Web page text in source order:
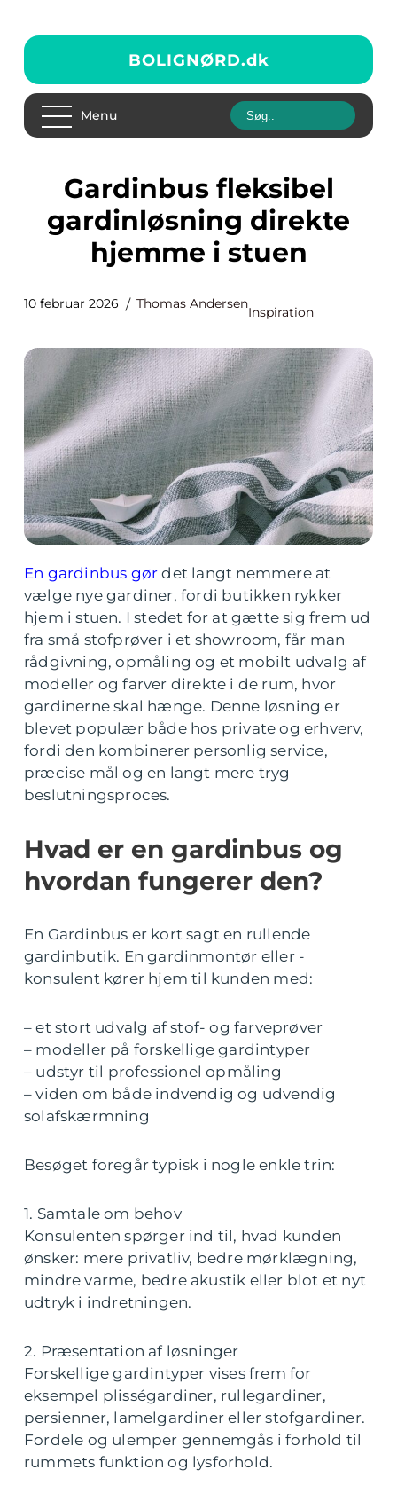
BOLIGNØRD.dk
Menu
Gardinbus fleksibel
gardinløsning direkte
hjemme i stuen
10 februar 2026 Thomas Andersen
Inspiration
En gardinbus gør det langt nemmere at
vælge nye gardiner, fordi butikken rykker
hjem i stuen. I stedet for at gætte sig frem ud
fra små stofprøver i et showroom, får man
rådgivning, opmåling og et mobilt udvalg af
modeller og farver direkte i de rum, hvor
gardinerne skal hænge. Denne løsning er
blevet populær både hos private og erhverv,
fordi den kombinerer personlig service,
præcise mål og en langt mere tryg
beslutningsproces.
Hvad er en gardinbus og
hvordan fungerer den?
En Gardinbus er kort sagt en rullende
gardinbutik. En gardinmontør eller -
konsulent kører hjem til kunden med:
– et stort udvalg af stof- og farveprøver
– modeller på forskellige gardintyper
– udstyr til professionel opmåling
– viden om både indvendig og udvendig
solafskærmning
Besøget foregår typisk i nogle enkle trin:
1. Samtale om behov
Konsulenten spørger ind til, hvad kunden
ønsker: mere privatliv, bedre mørklægning,
mindre varme, bedre akustik eller blot et nyt
udtryk i indretningen.
2. Præsentation af løsninger
Forskellige gardintyper vises frem for
eksempel plisségardiner, rullegardiner,
persienner, lamelgardiner eller stofgardiner.
Fordele og ulemper gennemgås i forhold til
rummets funktion og lysforhold.